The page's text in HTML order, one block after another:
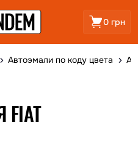
0 грн
Автоэмали по коду цвета